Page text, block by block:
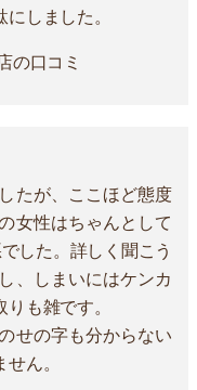
しました。
の口コミ
たが、ここほど態度
女性はちゃんとして
した。詳しく聞こう
、しまいにはケンカ
も雑です。
せの字も分からない
ん。